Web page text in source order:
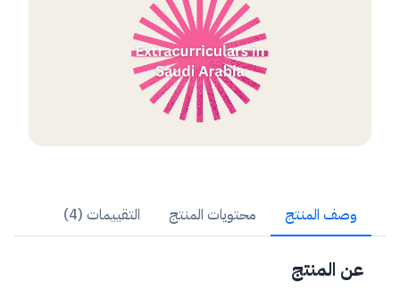
وصف المنتج محتويات المنتج التقييمات (4)
عن المنتج